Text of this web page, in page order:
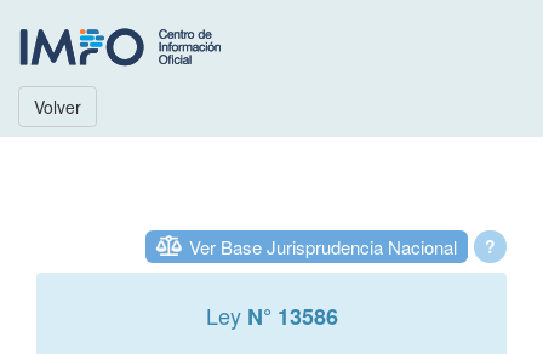
Volver
?
Ver Base Jurisprudencia Nacional
Ley N° 13586